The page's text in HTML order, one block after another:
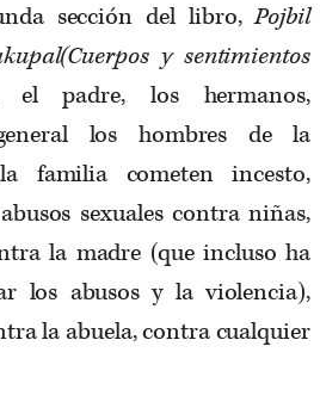
sección del libro,Pojbil
y sentimientos
padre, los hermanos,
los hombres de la
familia cometen incesto,
sexuales contra niñas,
la madre (que incluso ha
los abusos y la violencia),
la abuela, contra cualquier